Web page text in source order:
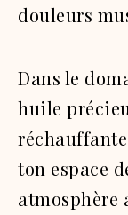
douleurs
Dans le
huile
ton espace
atmosphère